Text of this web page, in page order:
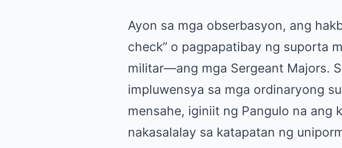
Ayon sa mga obserbasyon, ang
check” o pagpapatibay ng suporta
militar—ang mga Sergeant Majors.
impluwensya sa mga ordinaryong
mensahe, iginiit ng Pangulo na ang
nakasalalay sa katapatan ng